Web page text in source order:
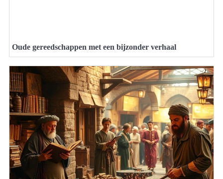
Oude gereedschappen met een bijzonder verhaal